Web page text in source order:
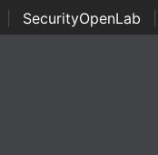
SecurityOpenLab
Awards